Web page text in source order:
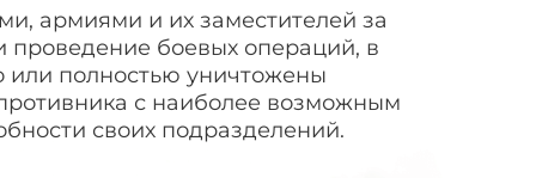
армиями и их заместителей за
проведение боевых операций, в
или полностью уничтожены
с наиболее возможным
своих подразделений.